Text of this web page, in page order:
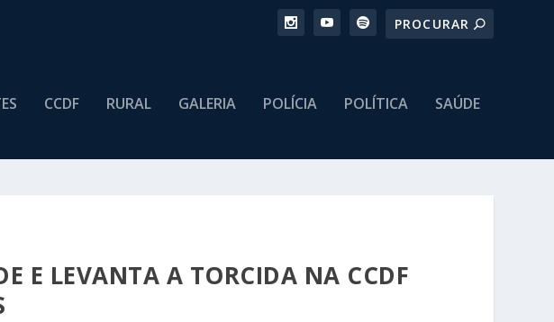
CCDF RURAL GALERIA POLÍCIA POLÍTICA SAÚDE
E LEVANTA A TORCIDA NA CCDF